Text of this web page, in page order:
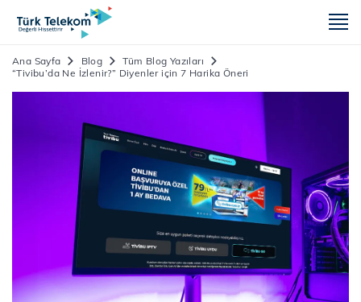
Ana Sayfa Blog
Tüm Blog Yazıları
“Tivibu’da Ne İzlenir?” Diyenler için 7 Harika Öneri